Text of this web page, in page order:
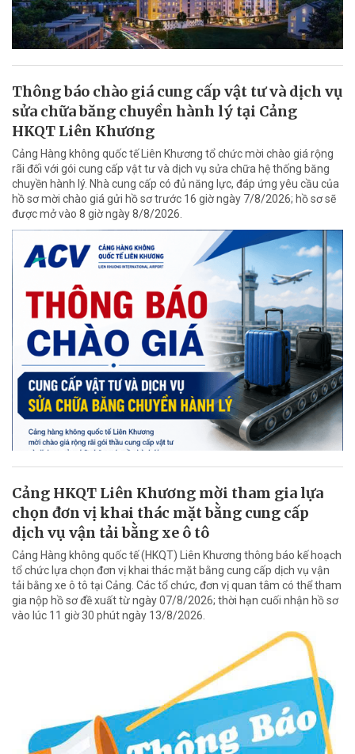
Thông báo chào giá cung cấp vật tư và dịch vụ
sửa chữa băng chuyền hành lý tại Cảng
HKQT Liên Khương
Cảng Hàng không quốc tế Liên Khương tổ chức mời chào giá rộng
rãi đối với gói cung cấp vật tư và dịch vụ sửa chữa hệ thống băng
chuyền hành lý. Nhà cung cấp có đủ năng lực, đáp ứng yêu cầu của
hồ sơ mời chào giá gửi hồ sơ trước 16 giờ ngày 7/8/2026; hồ sơ sẽ
được mở vào 8 giờ ngày 8/8/2026.
Cảng HKQT Liên Khương mời tham gia lựa
chọn đơn vị khai thác mặt bằng cung cấp
dịch vụ vận tải bằng xe ô tô
Cảng Hàng không quốc tế (HKQT) Liên Khương thông báo kế hoạch
tổ chức lựa chọn đơn vị khai thác mặt bằng cung cấp dịch vụ vận
tải bằng xe ô tô tại Cảng. Các tổ chức, đơn vị quan tâm có thể tham
gia nộp hồ sơ đề xuất từ ngày 07/8/2026; thời hạn cuối nhận hồ sơ
vào lúc 11 giờ 30 phút ngày 13/8/2026.